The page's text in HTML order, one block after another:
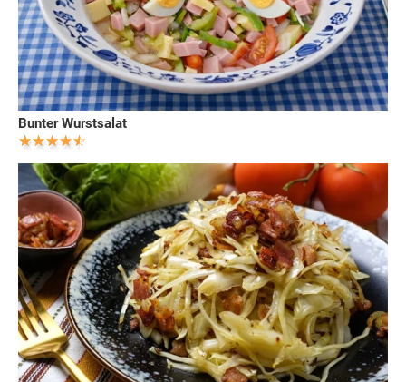
Bunter Wurstsalat